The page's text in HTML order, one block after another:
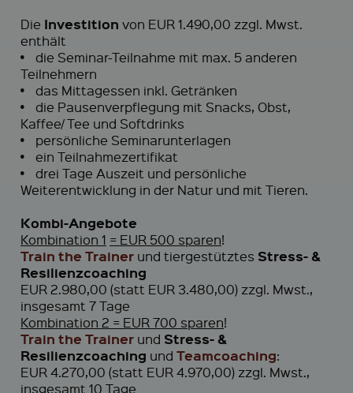
Die Investition von EUR 1.490,00 zzgl. Mwst.
enthält
•
die Seminar-Teilnahme mit max. 5 anderen
Teilnehmern
• das Mittagessen inkl. Getränken
•
die Pausenverpflegung mit Snacks, Obst,
Kaffee/ Tee und Softdrinks
• persönliche Seminarunterlagen
• ein Teilnahmezertifikat
•
drei Tage Auszeit und persönliche
Weiterentwicklung in der Natur und mit Tieren.
Kombi-Angebote
Kombination 1 = EUR 500 sparen!
Train the Trainer und tiergestütztes Stress- &
Resilienzcoaching
EUR 2.980,00 (statt EUR 3.480,00) zzgl. Mwst.,
insgesamt 7 Tage
Kombination 2 = EUR 700 sparen!
Train the Trainer und Stress- &
Resilienzcoaching und Teamcoaching:
EUR 4.270,00 (statt EUR 4.970,00) zzgl. Mwst.,
insgesamt 10 Tage